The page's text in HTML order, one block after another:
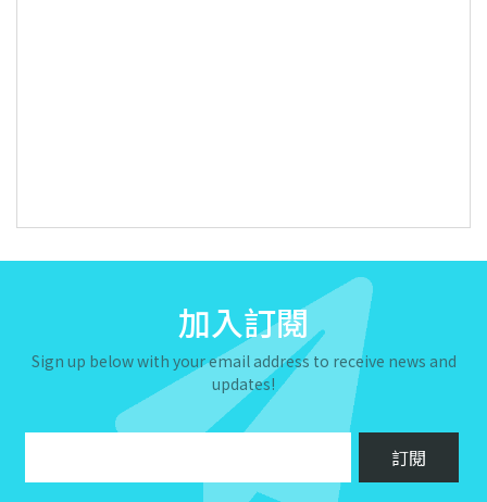
加入訂閱
Sign up below with your email address to receive news and
updates!